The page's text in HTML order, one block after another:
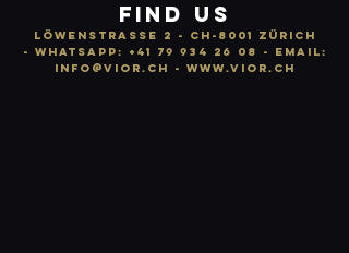
FIND US
LÖWENSTRASSE 2 - CH-8001 ZÜRICH
- WhatsApp: +41 79 934 26 08
- email:
info @vior.ch - www.vior.ch